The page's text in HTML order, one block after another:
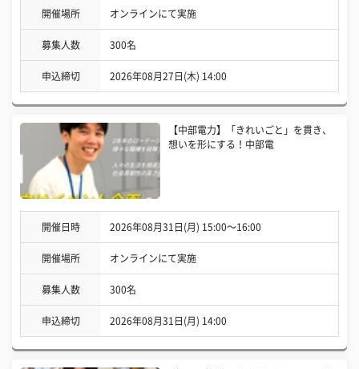
開催場所 オンラインにて実施
募集人数 300名
申込締切 2026年08月27日(木) 14:00
【中部電力】「きれいごと」を貫き、
想いを形にする！中部電
開催日時 2026年08月31日(月) 15:00〜16:00
開催場所 オンラインにて実施
募集人数 300名
申込締切 2026年08月31日(月) 14:00